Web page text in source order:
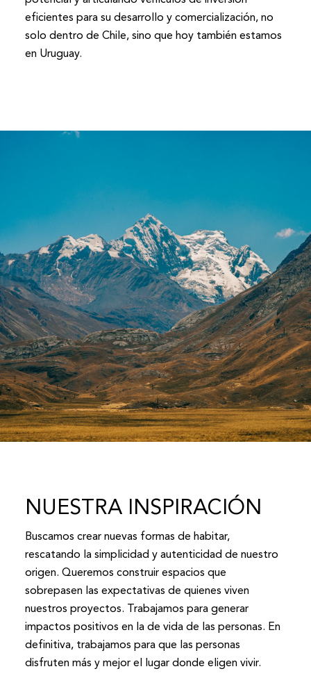
eficientes para su desarrollo y comercialización, no
solo dentro de Chile, sino que hoy también estamos
en Uruguay.
NUESTRA INSPIRACIÓN
Buscamos crear nuevas formas de habitar,
rescatando la simplicidad y autenticidad de nuestro
origen. Queremos construir espacios que
sobrepasen las expectativas de quienes viven
nuestros proyectos. Trabajamos para generar
impactos positivos en la de vida de las personas. En
definitiva, trabajamos para que las personas
disfruten más y mejor el lugar donde eligen vivir.